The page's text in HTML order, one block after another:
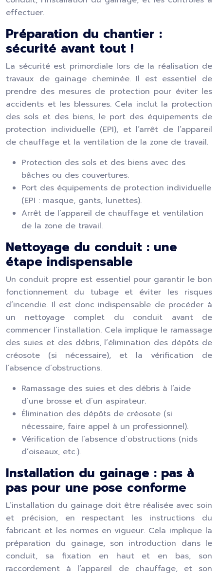
effectuer.
Préparation du chantier :
sécurité avant tout !
La sécurité est primordiale lors de la réalisation de
travaux de gainage cheminée. Il est essentiel de
prendre des mesures de protection pour éviter les
accidents et les blessures. Cela inclut la protection
des sols et des biens, le port des équipements de
protection individuelle (EPI), et l’arrêt de l’appareil
de chauffage et la ventilation de la zone de travail.
Protection des sols et des biens avec des
bâches ou des couvertures.
Port des équipements de protection individuelle
(EPI : masque, gants, lunettes).
Arrêt de l’appareil de chauffage et ventilation
de la zone de travail.
Nettoyage du conduit : une
étape indispensable
Un conduit propre est essentiel pour garantir le bon
fonctionnement du tubage et éviter les risques
d’incendie. Il est donc indispensable de procéder à
un nettoyage complet du conduit avant de
commencer l’installation. Cela implique le ramassage
des suies et des débris, l’élimination des dépôts de
créosote (si nécessaire), et la vérification de
l’absence d’obstructions.
Ramassage des suies et des débris à l’aide
d’une brosse et d’un aspirateur.
Élimination des dépôts de créosote (si
nécessaire, faire appel à un professionnel).
Vérification de l’absence d’obstructions (nids
d’oiseaux, etc.).
Installation du gainage : pas à
pas pour une pose conforme
L’installation du gainage doit être réalisée avec soin
et précision, en respectant les instructions du
fabricant et les normes en vigueur. Cela implique la
préparation du gainage, son introduction dans le
conduit, sa fixation en haut et en bas, son
raccordement à l’appareil de chauffage, et son